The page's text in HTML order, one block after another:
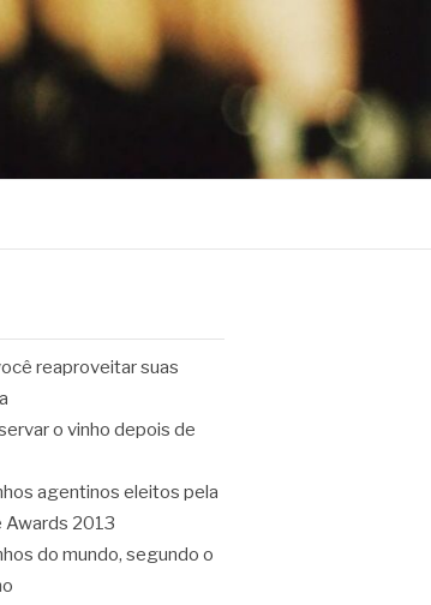
reaproveitar suas
o vinho depois de
agentinos eleitos pela
Awards 2013
do mundo, segundo o